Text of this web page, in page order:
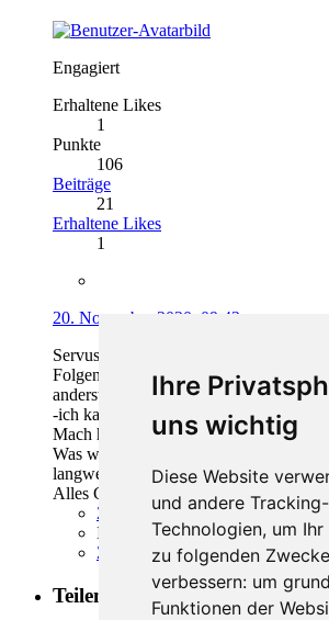
Ihre
uns wichtig
Diese Website
und andere Tracking-
Technologien, um
zu folgenden
verbessern: um
Funktionen der
Engagiert
Erhaltene Likes
1
Punkte
106
Beiträge
21
Erhaltene Likes
1
20. November 2020, 09:43
Servus nach Deutschland!!
Folgendes bezieht sich auf Mombasa
anderswo habe ich kein Erfahrung!
-ich kann dir nur empfehlen: lass es
Mach hier deinen Urlaub und bleib in
Was willst du hier machen? -egal, nach
langweilst du dich zu tode oder bist
Alles Gute!!!
Zitieren
Inhalt melden
Zum Seitenanfang
Teilen